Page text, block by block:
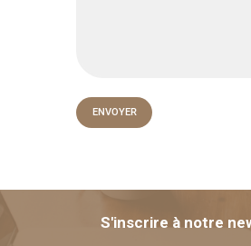
S'inscrire à notre